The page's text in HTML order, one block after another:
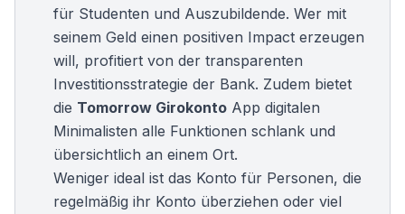
für Studenten und Auszubildende. Wer mit
seinem Geld einen positiven Impact erzeugen
will, profitiert von der transparenten
Investitionsstrategie der Bank. Zudem bietet
die Tomorrow Girokonto App digitalen
Minimalisten alle Funktionen schlank und
übersichtlich an einem Ort.
Weniger ideal ist das Konto für Personen, die
regelmäßig ihr Konto überziehen oder viel